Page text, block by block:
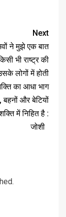
Next
ने मुझे एक बात
भी राष्ट्र की
लोगों में होती
का आधा भाग
बहनों और बेटियों
में निहित है :
जोशी